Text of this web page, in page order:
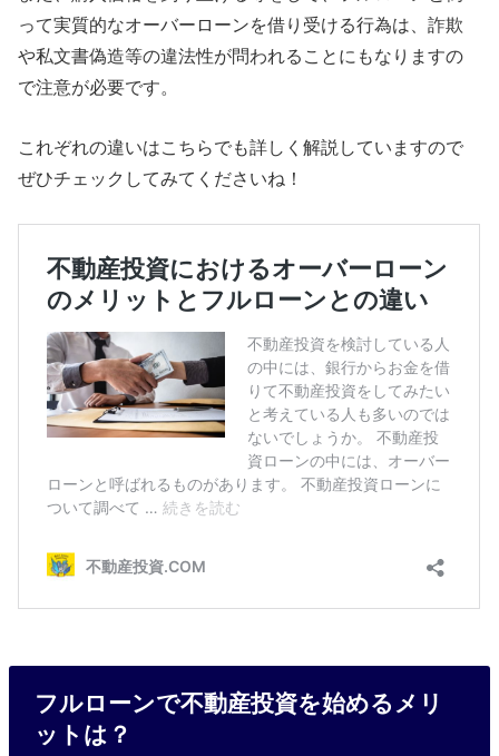
って実質的なオーバーローンを借り受ける行為は、詐欺
や私文書偽造等の違法性が問われることにもなりますの
で注意が必要です。
これぞれの違いはこちらでも詳しく解説していますので
ぜひチェックしてみてくださいね！
フルローンで不動産投資を始めるメリ
ットは？